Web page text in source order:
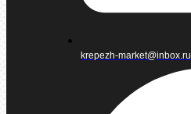
krepezh-market@inbox.ru